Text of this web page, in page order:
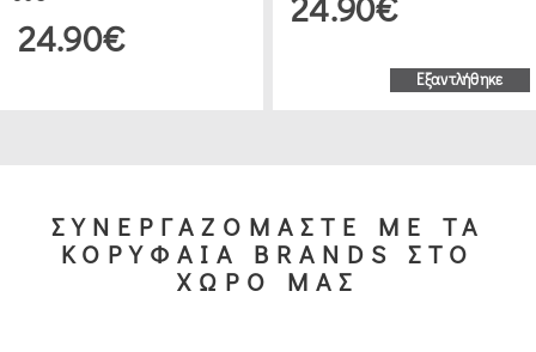
24.90€
Εξαντλήθηκε
ΣΥΝΕΡΓΑΖΟΜΑΣΤΕ ΜΕ ΤΑ
ΚΟΡΥΦΑΙΑ BRANDS ΣΤΟ
ΧΩΡΟ ΜΑΣ